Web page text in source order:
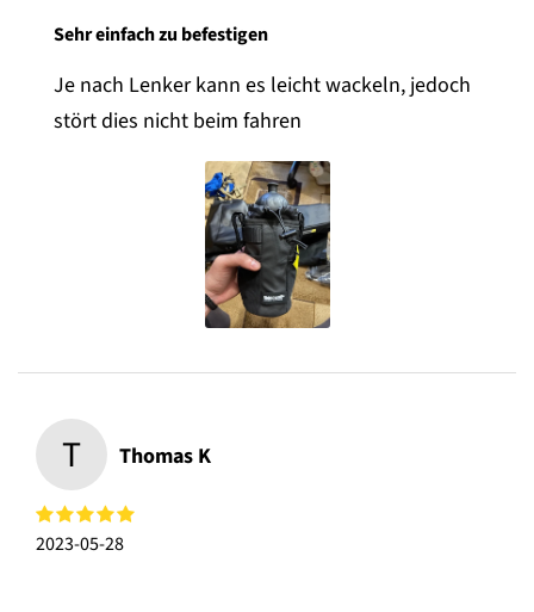
Sehr einfach zu befestigen
Je nach Lenker kann es leicht wackeln, jedoch
stört dies nicht beim fahren
T Thomas K
2023-05-28